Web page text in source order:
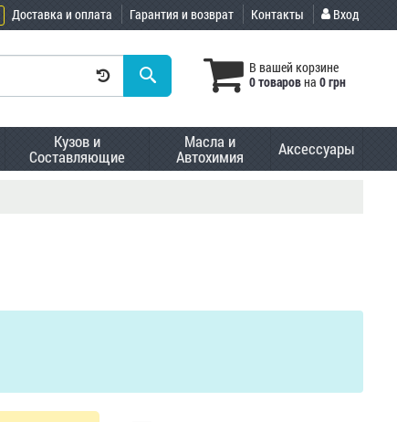
Доставка и оплата Гарантия и возврат Контакты Вход
В вашей корзине
0 товаровна 0 грн
Кузов и
Составляющие
Масла и
Автохимия Аксессуары